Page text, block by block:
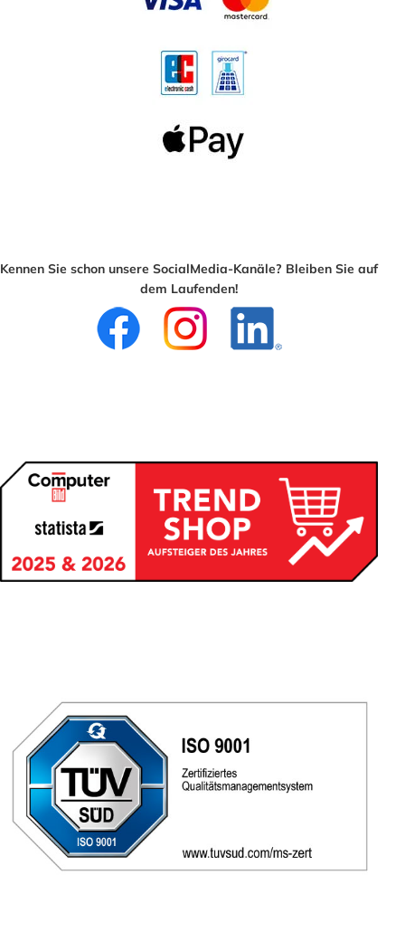
Kennen Sie schon unsere SocialMedia-Kanäle? Bleiben Sie auf
dem Laufenden!